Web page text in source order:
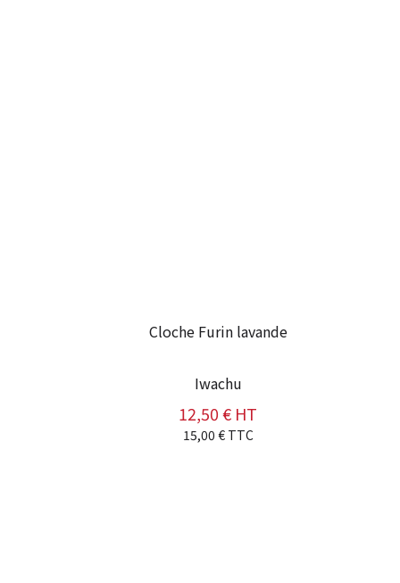
Cloche Furin lavande
Iwachu
15,00 € TTC
Prix
12,50 € HT